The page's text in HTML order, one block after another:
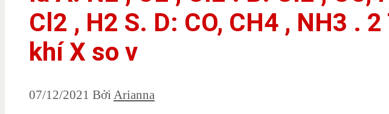
Cl2 , H2 S. D: CO, CH4 , NH3 .
khí X so v
07/12/2021 Bởi Arianna